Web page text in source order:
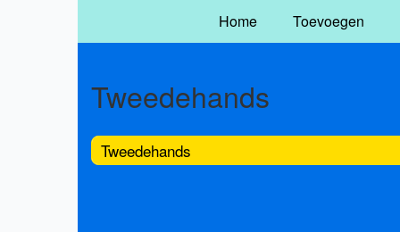
Home Toevoegen
Tweedehands
Tweedehands